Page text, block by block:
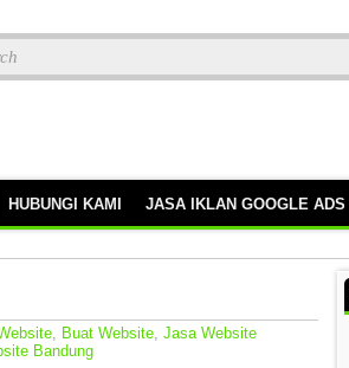
HUBUNGI KAMI JASA IKLAN GOOGLE ADS
Buat Website Jasa Website
Bandung